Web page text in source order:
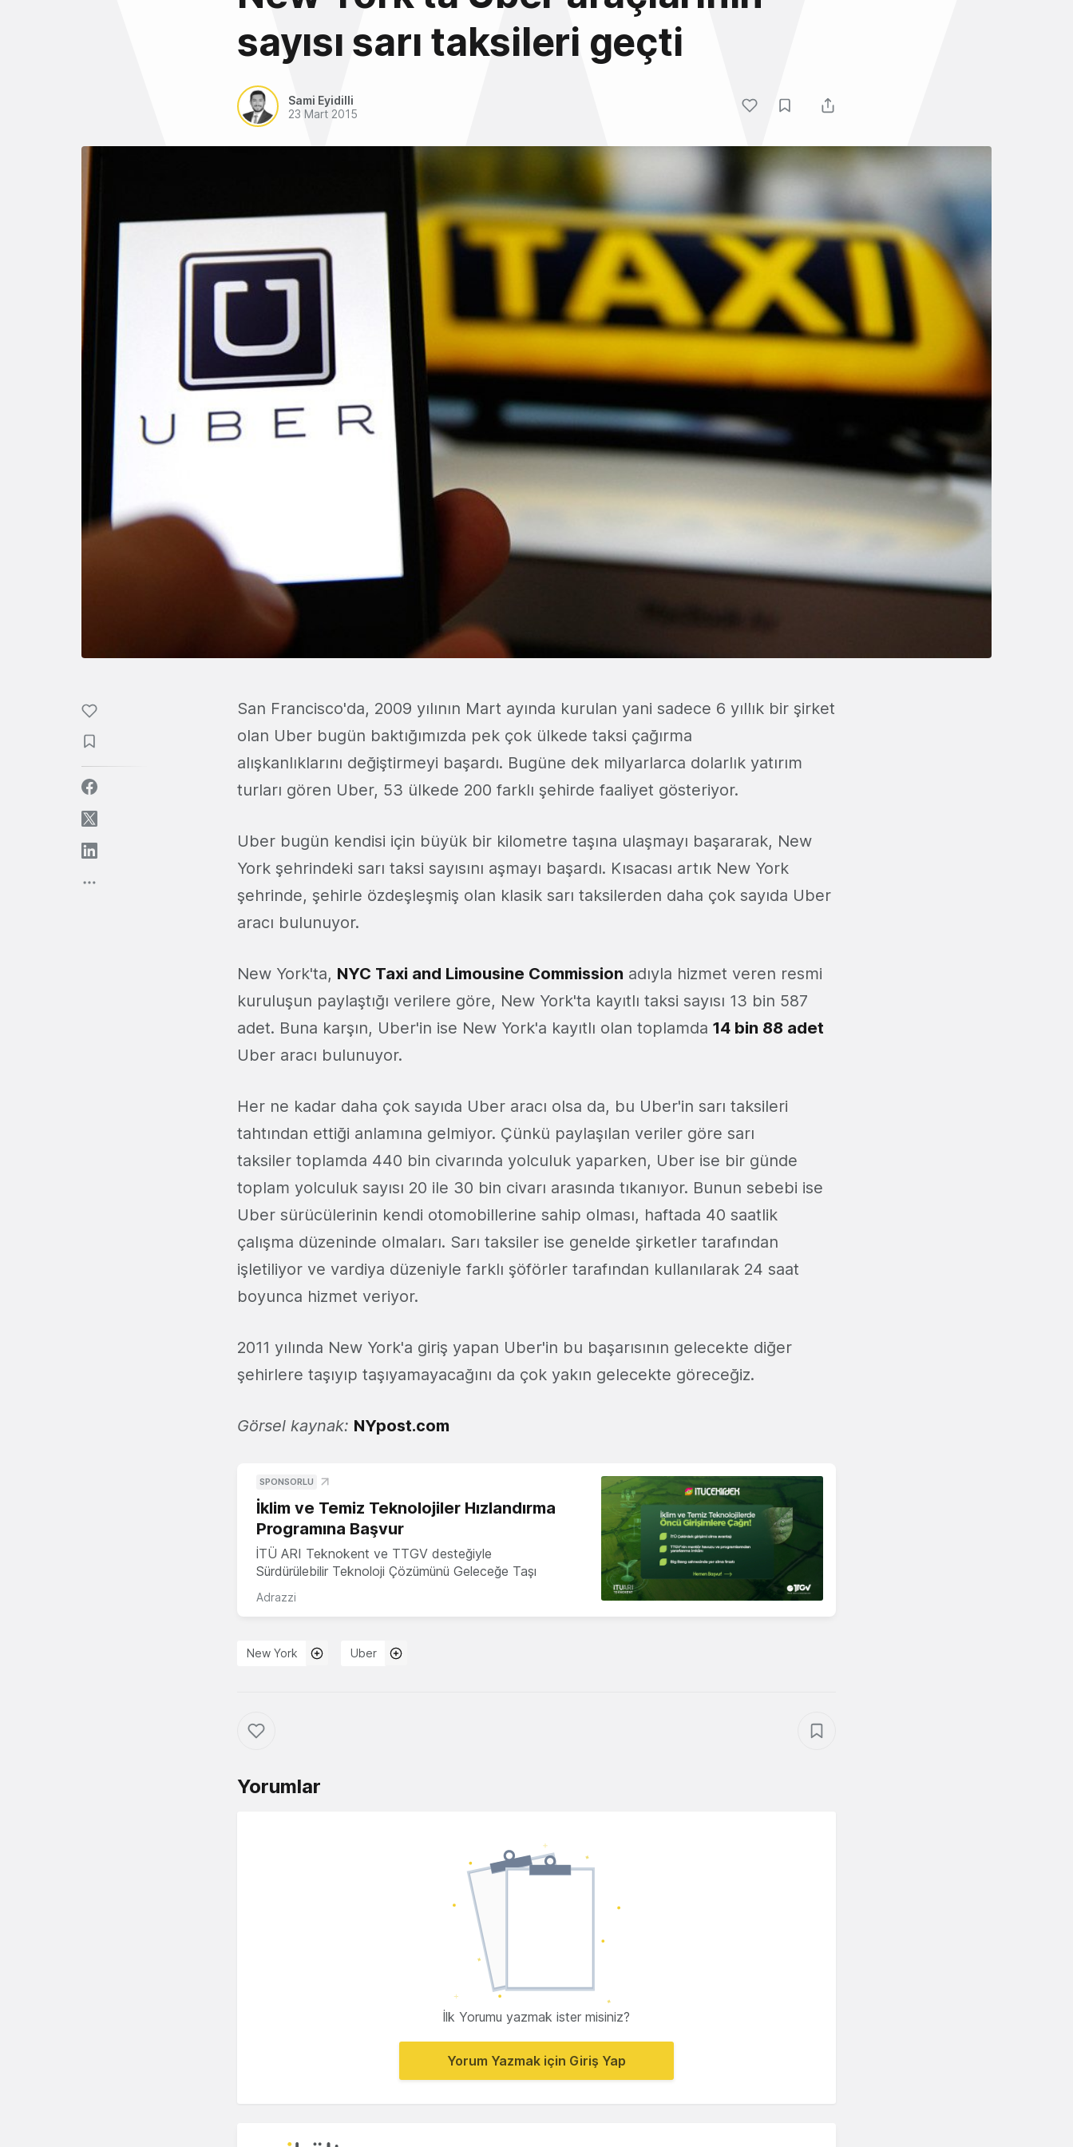
sayısı sarı taksileri geçti
Sami Eyidilli
23 Mart 2015
San Francisco'da, 2009 yılının Mart ayında kurulan yani sadece 6 yıllık bir şirket
olan Uber bugün baktığımızda pek çok ülkede taksi çağırma
alışkanlıklarını değiştirmeyi başardı. Bugüne dek milyarlarca dolarlık yatırım
turları gören Uber, 53 ülkede 200 farklı şehirde faaliyet gösteriyor.
Uber bugün kendisi için büyük bir kilometre taşına ulaşmayı başararak, New
York şehrindeki sarı taksi sayısını aşmayı başardı. Kısacası artık New York
şehrinde, şehirle özdeşleşmiş olan klasik sarı taksilerden daha çok sayıda Uber
aracı bulunuyor.
New York'ta, NYC Taxi and Limousine Commission adıyla hizmet veren resmi
kuruluşun paylaştığı verilere göre, New York'ta kayıtlı taksi sayısı 13 bin 587
adet. Buna karşın, Uber'in ise New York'a kayıtlı olan toplamda 14 bin 88 adet
Uber aracı bulunuyor.
Her ne kadar daha çok sayıda Uber aracı olsa da, bu Uber'in sarı taksileri
tahtından ettiği anlamına gelmiyor. Çünkü paylaşılan veriler göre sarı
taksiler toplamda 440 bin civarında yolculuk yaparken, Uber ise bir günde
toplam yolculuk sayısı 20 ile 30 bin civarı arasında tıkanıyor. Bunun sebebi ise
Uber sürücülerinin kendi otomobillerine sahip olması, haftada 40 saatlik
çalışma düzeninde olmaları. Sarı taksiler ise genelde şirketler tarafından
işletiliyor ve vardiya düzeniyle farklı şöförler tarafından kullanılarak 24 saat
boyunca hizmet veriyor.
2011 yılında New York'a giriş yapan Uber'in bu başarısının gelecekte diğer
şehirlere taşıyıp taşıyamayacağını da çok yakın gelecekte göreceğiz.
Görsel kaynak: NYpost.com
SPONSORLU
İklim ve Temiz Teknolojiler Hızlandırma
Programına Başvur
İTÜ ARI Teknokent ve TTGV desteğiyle
Sürdürülebilir Teknoloji Çözümünü Geleceğe Taşı
Adrazzi
New York Uber
Yorumlar
İlk Yorumu yazmak ister misiniz?
Yorum Yazmak için Giriş Yap